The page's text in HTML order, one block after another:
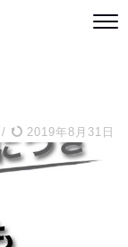
/ 2019年8月31日